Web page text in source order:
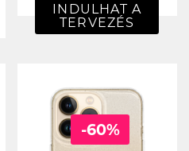
INDULHAT A
TERVEZÉS
-60%